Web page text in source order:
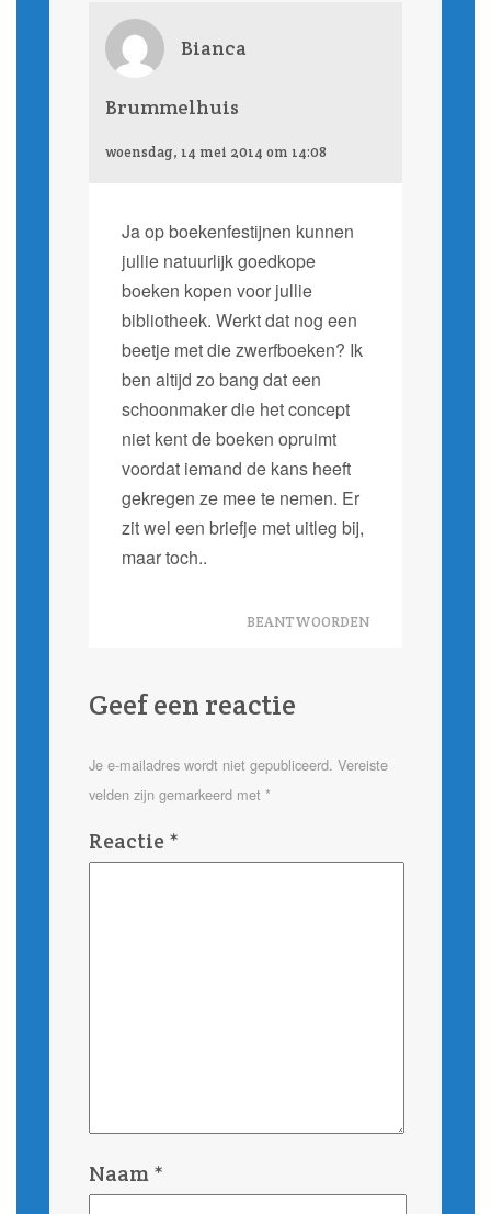
Bianca
Brummelhuis
woensdag, 14 mei 2014 om 14:08
Ja op boekenfestijnen kunnen
jullie natuurlijk goedkope
boeken kopen voor jullie
bibliotheek. Werkt dat nog een
beetje met die zwerfboeken? Ik
ben altijd zo bang dat een
schoonmaker die het concept
niet kent de boeken opruimt
voordat iemand de kans heeft
gekregen ze mee te nemen. Er
zit wel een briefje met uitleg bij,
maar toch..
BEANTWOORDEN
Geef een reactie
Je e-mailadres wordt niet gepubliceerd. Vereiste
velden zijn gemarkeerd met *
Reactie *
Naam *